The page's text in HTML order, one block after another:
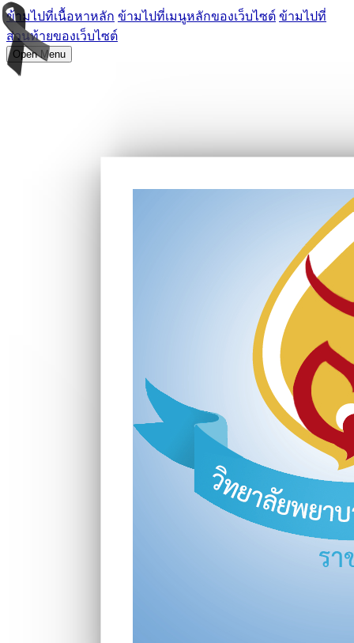
ข้ามไปที่เนื้อหาหลัก ข้ามไปที่เมนูหลักของเว็บไซต์ ข้ามไปที่
ส่วนท้ายของเว็บไซต์
Open Menu